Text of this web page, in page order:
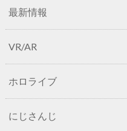
最新情報
VR/AR
ホロライブ
にじさんじ